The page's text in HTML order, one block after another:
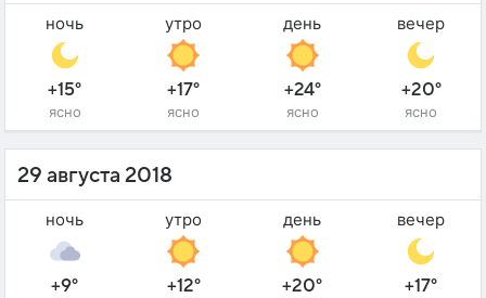
ночь
+15°
ясно
утро
+17°
ясно
день
+24°
ясно
вечер
+20°
ясно
29 августа 2018
ночь
+9°
утро
+12°
день
+20°
вечер
+17°